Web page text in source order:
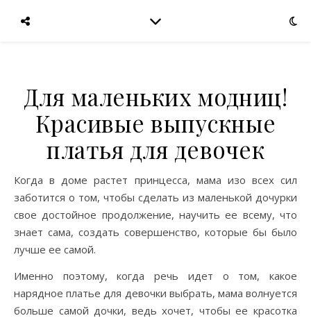
Для маленьких модниц!
Красивые выпускные
платья для девочек
Когда в доме растет принцесса, мама изо всех сил
заботится о том, чтобы сделать из маленькой дочурки
свое достойное продолжение, научить ее всему, что
знает сама, создать совершенство, которые бы было
лучше ее самой.
Именно поэтому, когда речь идет о том, какое
нарядное платье для девочки выбрать, мама волнуется
больше самой дочки, ведь хочет, чтобы ее красотка